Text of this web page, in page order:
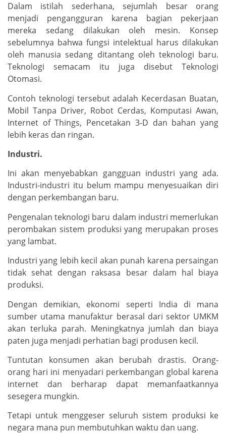
Dalam istilah sederhana, sejumlah besar orang
menjadi pengangguran karena bagian pekerjaan
mereka sedang dilakukan oleh mesin. Konsep
sebelumnya bahwa fungsi intelektual harus dilakukan
oleh manusia sedang ditantang oleh teknologi baru.
Teknologi semacam itu juga disebut Teknologi
Otomasi.
Contoh teknologi tersebut adalah Kecerdasan Buatan,
Mobil Tanpa Driver, Robot Cerdas, Komputasi Awan,
Internet of Things, Pencetakan 3-D dan bahan yang
lebih keras dan ringan.
Industri.
Ini akan menyebabkan gangguan industri yang ada.
Industri-industri itu belum mampu menyesuaikan diri
dengan perkembangan baru.
Pengenalan teknologi baru dalam industri memerlukan
perombakan sistem produksi yang merupakan proses
yang lambat.
Industri yang lebih kecil akan punah karena persaingan
tidak sehat dengan raksasa besar dalam hal biaya
produksi.
Dengan demikian, ekonomi seperti India di mana
sumber utama manufaktur berasal dari sektor UMKM
akan terluka parah. Meningkatnya jumlah dan biaya
paten juga menjadi perhatian bagi produsen kecil.
Tuntutan konsumen akan berubah drastis. Orang-
orang hari ini menyadari perkembangan global karena
internet dan berharap dapat memanfaatkannya
sesegera mungkin.
Tetapi untuk menggeser seluruh sistem produksi ke
negara mana pun membutuhkan waktu dan uang.